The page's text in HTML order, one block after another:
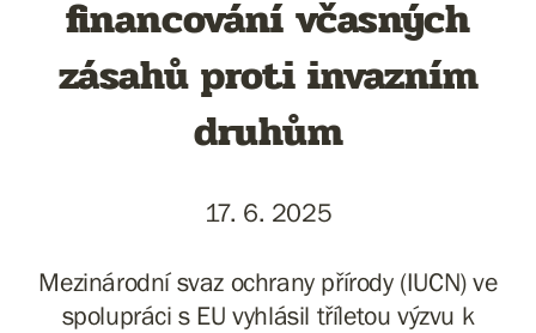
financování včasných
zásahů proti invazním
druhům
17. 6. 2025
Mezinárodní svaz ochrany přírody (IUCN) ve
spolupráci s EU vyhlásil tříletou výzvu k